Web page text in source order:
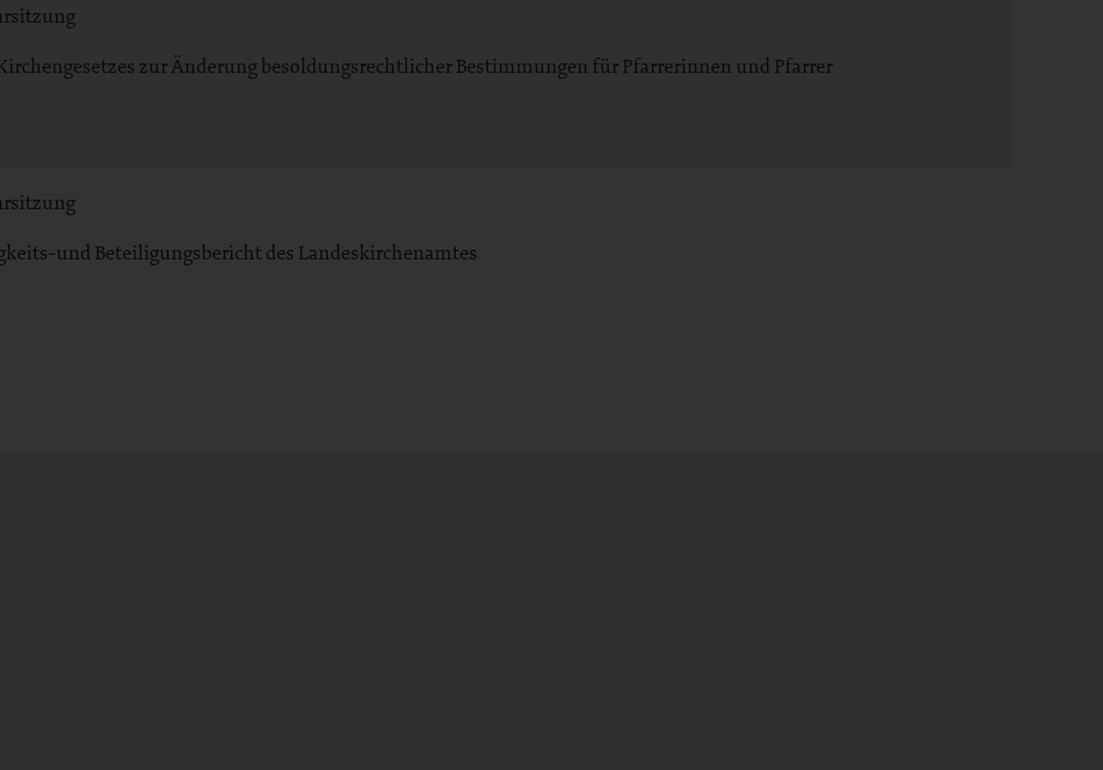
zur Änderung besoldungsrechtlicher Bestimmungen für Pfarrerinnen und Pfarrer
und Beteiligungsbericht des Landeskirchenamtes